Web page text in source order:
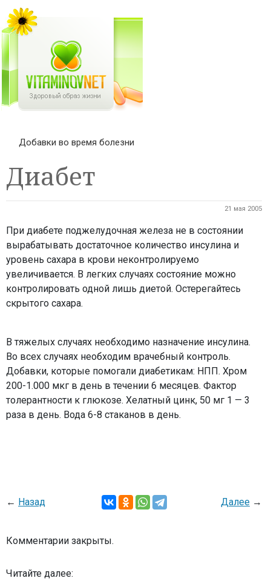
Добавки во время болезни
Диабет
21 мая 2005
При диабете поджелудочная железа не в состоянии
вырабатывать достаточное количество инсулина и
уровень сахара в крови неконтролируемо
увеличивается. В легких случаях состояние можно
контролировать одной лишь диетой. Остерегайтесь
скрытого сахара.
В тяжелых случаях необходимо назначение инсулина.
Во всех случаях необходим врачебный контроль.
Добавки, которые помогали диабетикам: НПП. Хром
200-1.000 мкг в день в течении 6 месяцев. Фактор
толерантности к глюкозе. Хелатный цинк, 50 мг 1 — 3
раза в день. Вода 6-8 стаканов в день.
← Назад Далее →
Комментарии закрыты.
Читайте далее: